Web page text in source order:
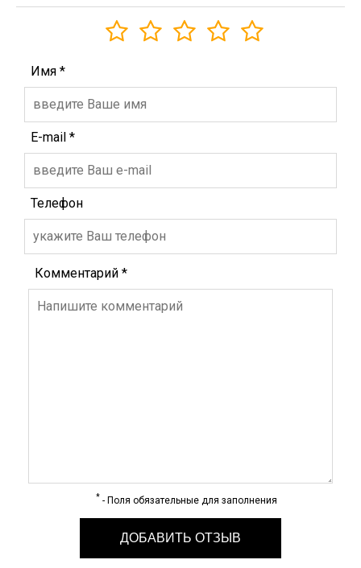
Имя *
E-mail *
Телефон
Комментарий *
* - Поля обязательные для заполнения
ДОБАВИТЬ ОТЗЫВ